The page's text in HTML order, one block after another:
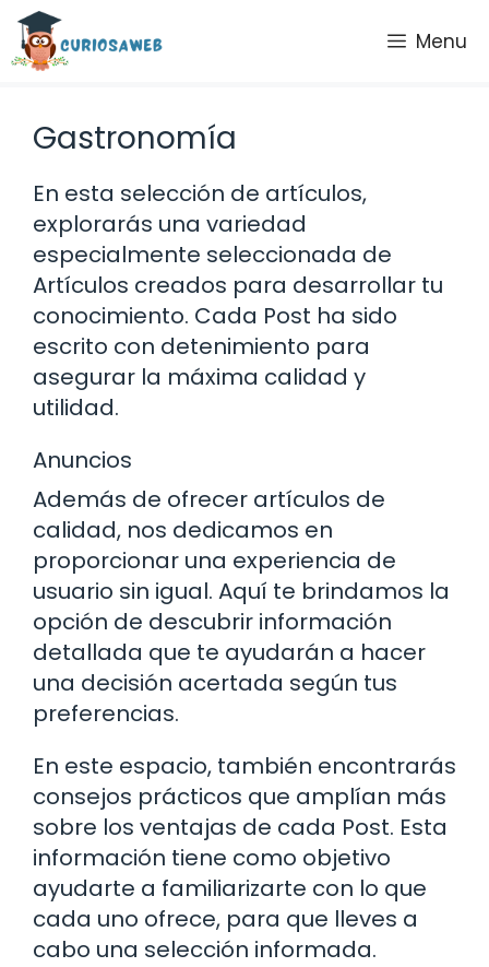
Saltar
contenido
Menu
Gastronomía
En esta selección de artículos,
explorarás una variedad
especialmente seleccionada de
Artículos creados para desarrollar tu
conocimiento. Cada Post ha sido
escrito con detenimiento para
asegurar la máxima calidad y
utilidad.
Anuncios
Además de ofrecer artículos de
calidad, nos dedicamos en
proporcionar una experiencia de
usuario sin igual. Aquí te brindamos la
opción de descubrir información
detallada que te ayudarán a hacer
una decisión acertada según tus
preferencias.
En este espacio, también encontrarás
consejos prácticos que amplían más
sobre los ventajas de cada Post. Esta
información tiene como objetivo
ayudarte a familiarizarte con lo que
cada uno ofrece, para que lleves a
cabo una selección informada.